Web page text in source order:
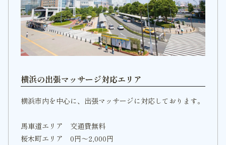
横浜の出張マッサージ対応エリア
横浜市内を中心に、出張マッサージに対応しております。
馬車道エリア 交通費無料
桜木町エリア 0円〜2,000円